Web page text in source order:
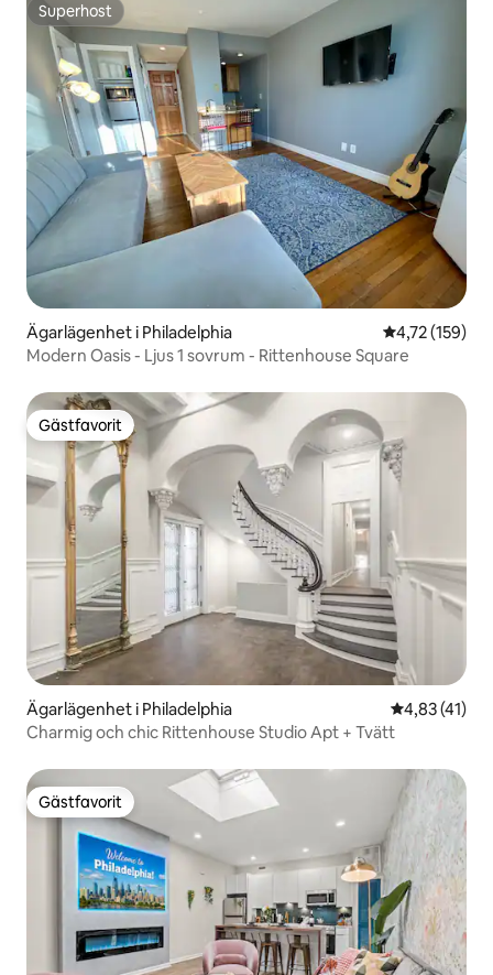
Superhost
Superhost
Ägarlägenhet i Philadelphia 4,72 av 5 i
4,72 (159)
Modern Oasis - Ljus 1 sovrum - Rittenhouse Square
Gästfavorit
Gästfavorit
Ägarlägenhet i Philadelphia 4,83 av 5 i
4,83 (41)
Charmig och chic Rittenhouse Studio Apt + Tvätt
Gästfavorit
Gästfavorit